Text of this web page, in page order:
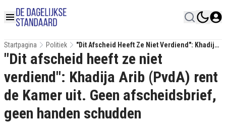
Startpagina Politiek
"Dit Afscheid Heeft Ze Niet Verdiend": Khadija
Arib (PvdA) Rent De Kamer Uit. Geen
Afscheidsbrief, Geen Handen Schudden
"Dit afscheid heeft ze niet
verdiend": Khadija Arib (PvdA) rent
de Kamer uit. Geen afscheidsbrief,
geen handen schudden